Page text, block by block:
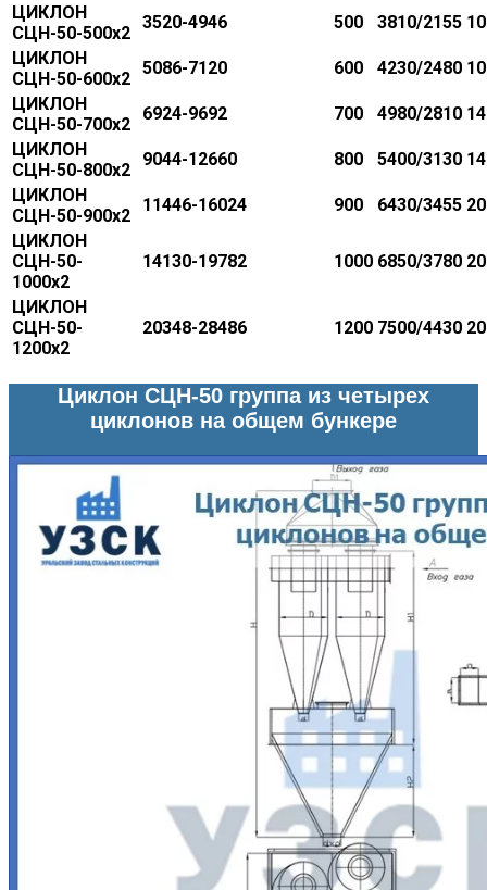
ЦИКЛОН
СЦН-50-500х2
3520-4946 500 3810/2155
ЦИКЛОН
СЦН-50-600х2
5086-7120 600 4230/2480
ЦИКЛОН
СЦН-50-700х2
6924-9692 700 4980/2810
ЦИКЛОН
СЦН-50-800х2
9044-12660 800 5400/3130
ЦИКЛОН
СЦН-50-900х2
11446-16024 900 6430/3455
ЦИКЛОН
СЦН-50-
1000х2
14130-19782 1000 6850/3780
ЦИКЛОН
СЦН-50-
1200х2
20348-28486 1200 7500/4430
Циклон СЦН-50 группа из четырех
циклонов на общем бункере